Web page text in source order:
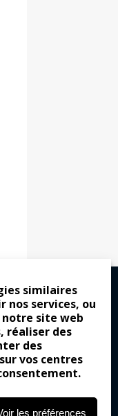
similaires
services, ou
site web
réaliser des
des
vos centres
les préférences